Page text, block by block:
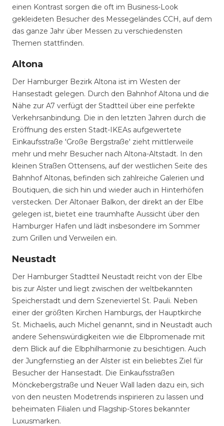
einen Kontrast sorgen die oft im Business-Look
gekleideten Besucher des Messegeländes CCH, auf dem
das ganze Jahr über Messen zu verschiedensten
Themen stattfinden.
Altona
Der Hamburger Bezirk Altona ist im Westen der
Hansestadt gelegen. Durch den Bahnhof Altona und die
Nähe zur A7 verfügt der Stadtteil über eine perfekte
Verkehrsanbindung. Die in den letzten Jahren durch die
Eröffnung des ersten Stadt-IKEAs aufgewertete
Einkaufsstraße 'Große Bergstraße' zieht mittlerweile
mehr und mehr Besucher nach Altona-Altstadt. In den
kleinen Straßen Ottensens, auf der westlichen Seite des
Bahnhof Altonas, befinden sich zahlreiche Galerien und
Boutiquen, die sich hin und wieder auch in Hinterhöfen
verstecken. Der Altonaer Balkon, der direkt an der Elbe
gelegen ist, bietet eine traumhafte Aussicht über den
Hamburger Hafen und lädt insbesondere im Sommer
zum Grillen und Verweilen ein.
Neustadt
Der Hamburger Stadtteil Neustadt reicht von der Elbe
bis zur Alster und liegt zwischen der weltbekannten
Speicherstadt und dem Szeneviertel St. Pauli. Neben
einer der größten Kirchen Hamburgs, der Hauptkirche
St. Michaelis, auch Michel genannt, sind in Neustadt auch
andere Sehenswürdigkeiten wie die Elbpromenade mit
dem Blick auf die Elbphilharmonie zu besichtigen. Auch
der Jungfernstieg an der Alster ist ein beliebtes Ziel für
Besucher der Hansestadt. Die Einkaufsstraßen
Mönckebergstraße und Neuer Wall laden dazu ein, sich
von den neusten Modetrends inspirieren zu lassen und
beheimaten Filialen und Flagship-Stores bekannter
Luxusmarken.